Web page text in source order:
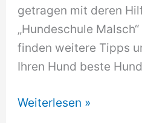
getragen mit deren
„Hundeschule
finden weitere Tipps
Ihren Hund beste
Hundeschule
Weiterlesen »